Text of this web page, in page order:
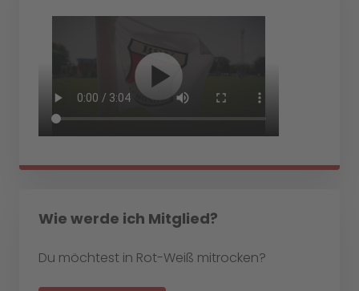
Wie werde ich Mitglied?
Du möchtest in Rot-Weiß mitrocken?